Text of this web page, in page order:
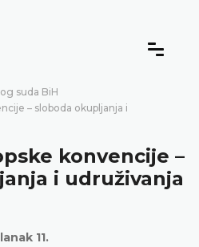
suda BiH
– sloboda okupljanja i
konvencije –
i udruživanja
11.